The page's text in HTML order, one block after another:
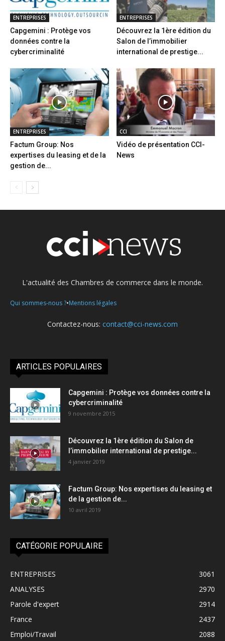
ENTREPRISES
Capgemini : Protège vos
données contre la
cybercriminalité
ENTREPRISES
Découvrez la 1ère édition du
Salon de l’immobilier
international de prestige...
ENTREPRISES
Factum Group: Nos
expertises du leasing et de la
gestion de...
CCI
Vidéo de présentation CCI-
News
L'actualité des Chambres de commerce dans le monde.
Qui sommes-nous ?•Mentions légales
Contactez-nous: contact@cci-news.com
ARTICLES POPULAIRES
Capgemini : Protège vos données contre la
cybercriminalité
9 novembre 2015
Découvrez la 1ère édition du Salon de
l’immobilier international de prestige...
4 janvier 2019
Factum Group: Nos expertises du leasing et
de la gestion de...
10 avril 2019
CATÉGORIE POPULAIRE
ENTREPRISES
3061
ANALYSES
2970
Parole d'expert
2914
France
2437
Emploi/Travail
2088